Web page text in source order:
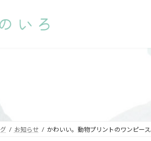
お知らせ かわいい。動物プリントのワンピース